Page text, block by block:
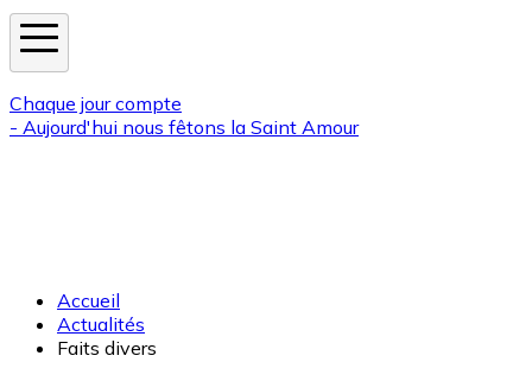
Chaque jour compte
- Aujourd'hui nous fêtons la Saint Amour
Accueil
Actualités
Faits divers